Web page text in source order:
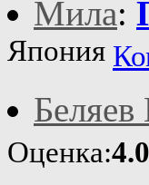
Мила:
Япония
Оценка: